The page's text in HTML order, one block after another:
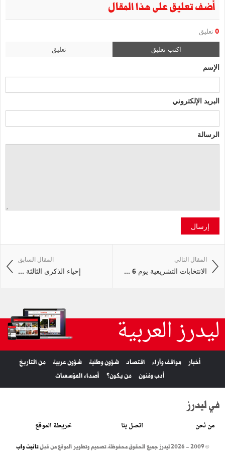
أضف تعليق على هذا المقال
0 تعليق
اكتب تعليق تعليق
الإسم
البريد الإلكتروني
الرسالة
إرسال
المقال السابق
إحياء الذكرى الثالثة ...
المقال التالي
الانتخابات التشريعية يوم 6 ...
ليدرز العربية
أخبار مواقف وآراء اقتصاد شؤون وطنية شؤون عربية
من التاريخ
أدب وفنون
من يكون؟ أصداء المؤسسات
في ليدرز
من نحن اتصل بنا خريطة الموقع
© 2009 - 2026 ليدرز جميع الحقوق محفوظة. تصميم وتطوير الموقع من قبلتانيت واب